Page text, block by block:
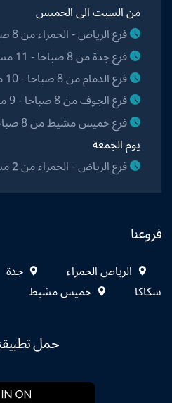
من السبت الى الخميس
فرع الرياض - الحمراء من 8 صباحا - 11 مساءا
فرع جدة من 8 صباحا - 11 مساءا
فرع الدمام من 8 صباحا - 10 مساءا
فرع الجوف من 8 صباحا - 9 مساءا
فرع خميس مشيط من 8 صباحا - 10 مساءا
يوم الجمعة
فرع الرياض - الحمراء من 2 مساءا - 11 مساءا
فروعنا
الرياض الحمراء جدة
سكاكا
خميس مشيط
حمل